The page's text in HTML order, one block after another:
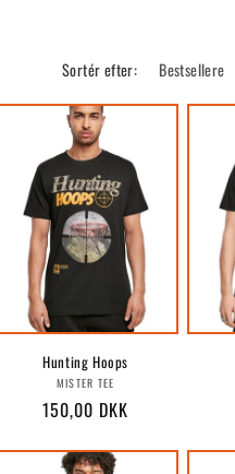
Sortér efter:
Hunting Hoops
Forhandler:
MISTER TEE
Normalpris
150,00 DKK